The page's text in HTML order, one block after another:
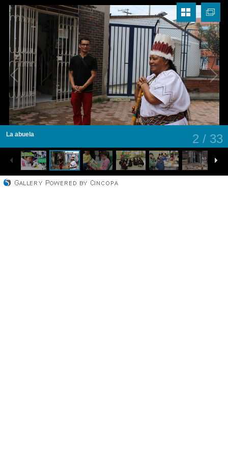
2 / 33
La abuela